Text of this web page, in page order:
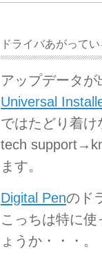
ドライバあがってい
アップデータ
Universal
ではたどり着
tech
ます。
Digital Penのド
こっちは特に
ょうか・・・。